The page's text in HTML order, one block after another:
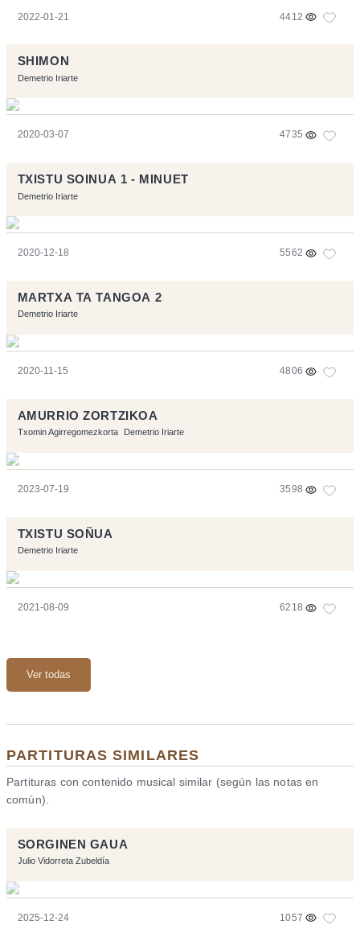
2022-01-21 4412
SHIMON
Demetrio Iriarte
2020-03-07 4735
TXISTU SOINUA 1 - MINUET
Demetrio Iriarte
2020-12-18 5562
MARTXA TA TANGOA 2
Demetrio Iriarte
2020-11-15 4806
AMURRIO ZORTZIKOA
Txomin Agirregomezkorta Demetrio Iriarte
2023-07-19 3598
TXISTU SOÑUA
Demetrio Iriarte
2021-08-09 6218
Ver todas
PARTITURAS SIMILARES
Partituras con contenido musical similar (según las notas en
común).
SORGINEN GAUA
Julio Vidorreta Zubeldía
2025-12-24 1057